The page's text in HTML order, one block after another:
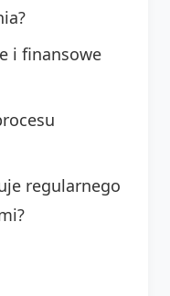
i finansowe
regularnego